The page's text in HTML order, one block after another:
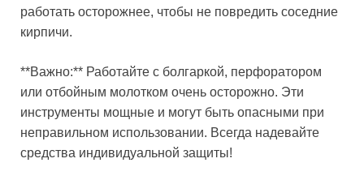
работать осторожнее, чтобы не повредить соседние
кирпичи.
**Важно:** Работайте с болгаркой, перфоратором
или отбойным молотком очень осторожно. Эти
инструменты мощные и могут быть опасными при
неправильном использовании. Всегда надевайте
средства индивидуальной защиты!